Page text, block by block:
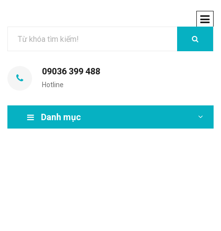
09036 399 488
Hotline
Danh mục